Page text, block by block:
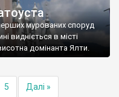
мурованих споруд
видніється в місті
домінанта Ялти.
5 Далі »